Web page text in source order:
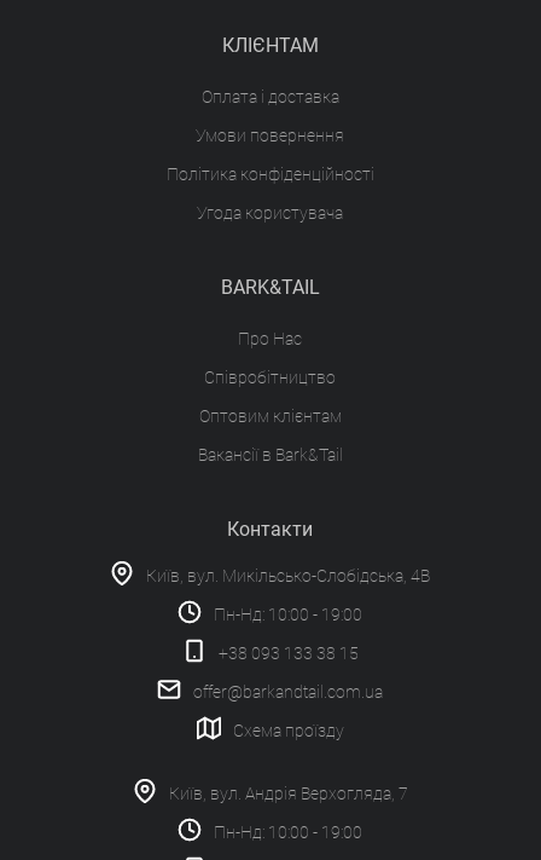
КЛІЄНТАМ
Оплата і доставка
Умови повернення
Політика конфіденційності
Угода користувача
BARK&TAIL
Про Нас
Співробітництво
Оптовим клієнтам
Вакансії в Bark&Tail
Контакти
Київ, вул. Микільсько-Слобідська, 4В
Пн-Нд: 10:00 - 19:00
+38 093 133 38 15
offer@barkandtail.com.ua
Схема проїзду
Київ, вул. Андрія Верхогляда, 7
Пн-Нд: 10:00 - 19:00